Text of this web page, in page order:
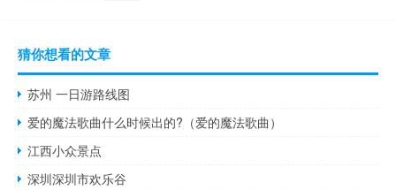
猜你想看的文章
苏州 一日游路线图
爱的魔法歌曲什么时候出的?（爱的魔法歌曲）
江西小众景点
深圳深圳市欢乐谷